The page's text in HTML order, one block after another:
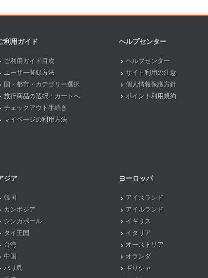
利用ガイド
ご利用ガイド目次
ユーザー登録方法
国・都市・カテゴリー選択
旅行商品の選択・カートへ
チェックアウト手続き
マイページの利用方法
ヘルプセンター
ヘルプセンター
サイト利用の注意
個人情報保護方針
ポイント利用規約
ジア
韓国
カンボジア
シンガポール
タイ王国
台湾
中国
バリ島
ヨーロッパ
アイスランド
アイルランド
イギリス
イタリア
オーストリア
オランダ
ギリシャ